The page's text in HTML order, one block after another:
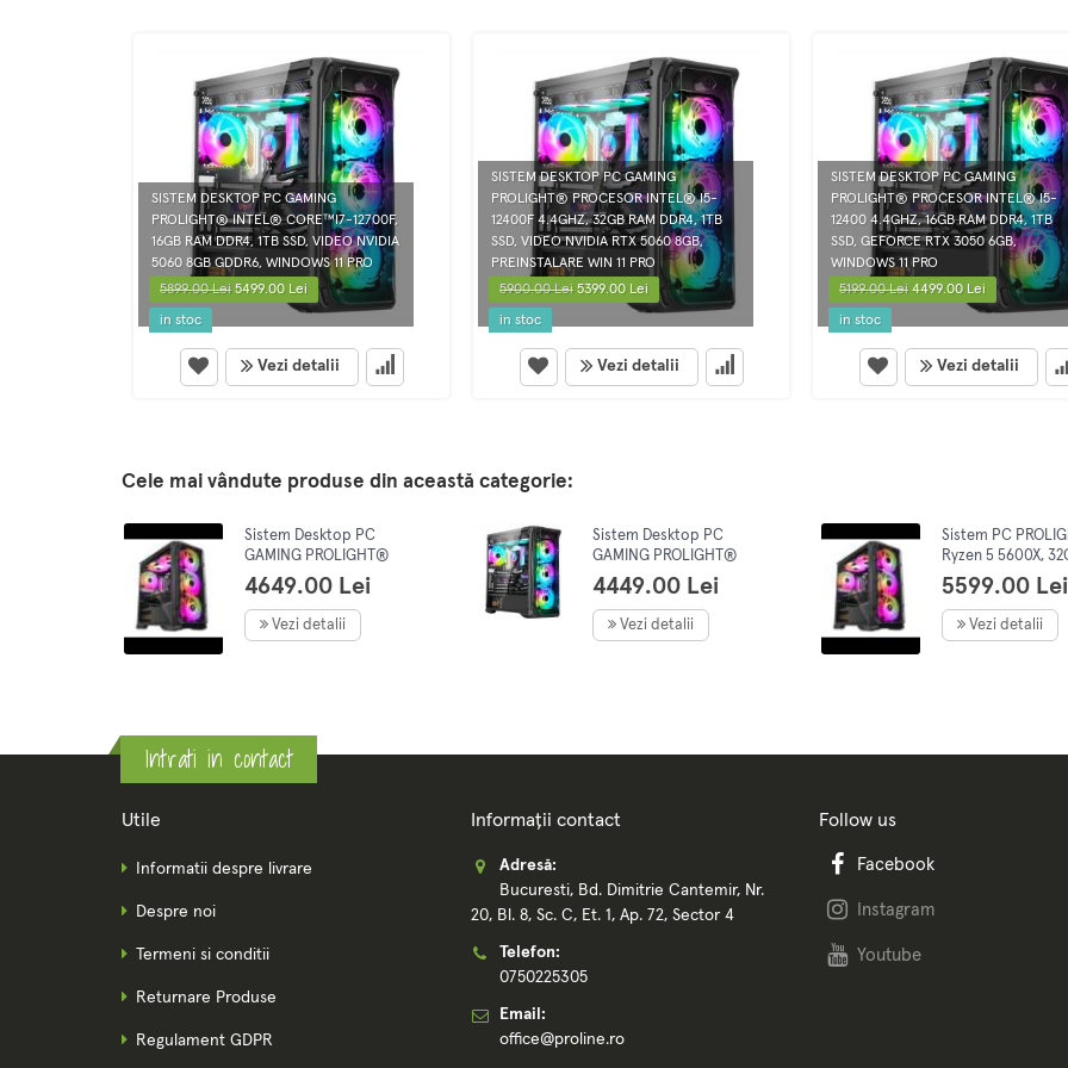
SISTEM DESKTOP PC GAMING
PROLIGHT® INTEL® CORE™I7-12700F,
16GB RAM DDR4, 1TB SSD, VIDEO NVIDIA
5060 8GB GDDR6, WINDOWS 11 PRO
5899.00 Lei5499.00 Lei
in stoc
Vezi detalii
SISTEM DESKTOP PC GAMING
PROLIGHT® PROCESOR INTEL® I5-
12400F 4.4GHZ, 32GB RAM DDR4, 1TB
SSD, VIDEO NVIDIA RTX 5060 8GB,
PREINSTALARE WIN 11 PRO
5900.00 Lei5399.00 Lei
in stoc
Vezi detalii
SISTEM DESKTOP PC GAMING
PROLIGHT® PROCESOR INTEL® I5-
12400 4.4GHZ, 16GB RAM DDR4, 1TB
SSD, GEFORCE RTX 3050 6GB,
WINDOWS 11 PRO
5199.00 Lei4499.00 Lei
in stoc
Vezi detalii
Cele mai vândute produse din această categorie:
Sistem Desktop PC
GAMING PROLIGHT®
Procesor AMD Ryzen 5
5500 4.2GHz, 16GB RAM,
1TB SSD, GEFORCE RTX
5060 8Gb, preinstalare
4649.00 Lei
Vezi detalii
Sistem Desktop PC
GAMING PROLIGHT®
Procesor AMD Ryzen 5
5500 4.2GHz, 16GB RAM
DDR4, 1TB SSD, VIDEO
Nvidia GEFORCE RTX
4449.00 Lei
Vezi detalii
Sistem PC
Ryzen 5 5600X,
RAM, 1TB SSD,
Nvidia GEFORCE
8Gb,
Racire Lichid,
5599.00 Lei
Vezi detalii
Intrati in contact
Utile
Informatii despre livrare
Despre noi
Termeni si conditii
Returnare Produse
Regulament GDPR
Informații contact
Adresă:
Bucuresti, Bd. Dimitrie Cantemir, Nr.
20, Bl. 8, Sc. C, Et. 1, Ap. 72, Sector 4
Telefon:
0750225305
Email:
office@proline.ro
Follow us
Facebook
Instagram
Youtube